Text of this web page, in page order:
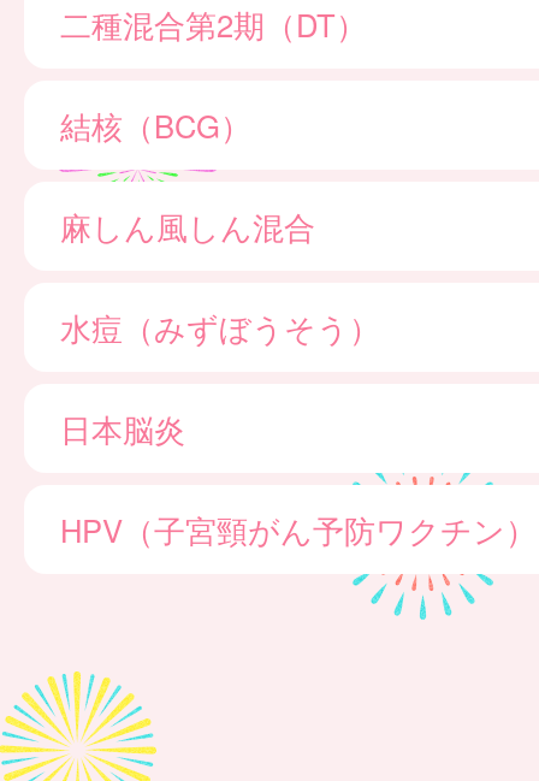
二種混合第2期（DT）
結核（BCG）
麻しん風しん混合
水痘（みずぼうそう）
日本脳炎
HPV（子宮頸がん予防ワクチン）